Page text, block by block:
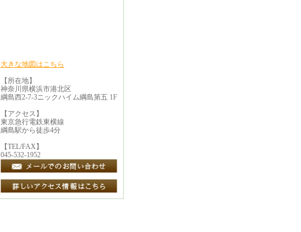
大きな地図はこちら
【所在地】
神奈川県横浜市港北区
綱島西2-7-3ニックハイム綱島第五 1F
【アクセス】
東京急行電鉄東横線
綱島駅から徒歩4分
【TEL/FAX】
045-532-1952